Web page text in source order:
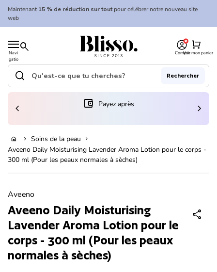
Skip to content
Maintenant15 % de réduction sur toutpour célébrer notre nouveau site
web
Navi
gatio
n
mobil
search
Accueil
CompteVoir mon panier
shopping_cart
Accueil
Recherche"
search Rechercher
(le lien s'ouvre dans un nouvel onglet/fenêtre)
account_balance_wallet Payez après
chevron_left chevron_right
home chevron_right Soins de la peau chevron_right
Aveeno Daily Moisturising Lavender Aroma Lotion pour le corps -
300 ml (Pour les peaux normales à sèches)
Aveeno
Aveeno Daily Moisturising
Lavender Aroma Lotion pour le
corps - 300 ml (Pour les peaux
normales à sèches)
share